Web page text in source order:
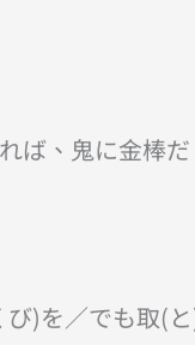
ば、鬼に金棒だ
)を／でも取(